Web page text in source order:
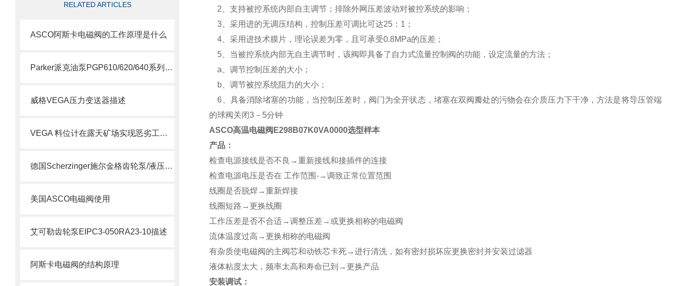
RELATED ARTICLES
ASCO阿斯卡电磁阀的工作原理是什么
Parker派克油泵PGP610/620/640系列简要说明
威格VEGA压力变送器描述
VEGA 料位计在露天矿场实现恶劣工况下的精准测量
德国Scherzinger施尔金格齿轮泵/液压泵供应说明
美国ASCO电磁阀使用
艾可勒齿轮泵EIPC3-050RA23-10描述
阿斯卡电磁阀的结构原理
2、支持被控系统内部自主调节；排除外网压差波动对被控系统的影响；
3、采用进的无调压结构，控制压差可调比可达25：1；
4、采用进技术膜片，理论误差为零，且可承受0.8MPa的压差；
5、当被控系统内部无自主调节时，该阀即具备了自力式流量控制阀的功能，设定流量的方法；
a、调节控制压差的大小；
b、调节被控系统阻力的大小；
6、具备消除堵塞的功能，当控制压差时，阀门为全开状态，堵塞在双阀瓣处的污物会在介质压力下干净，方法是将导压管端
的球阀关闭3－5分钟
ASCO高温电磁阀E298B07K0VA0000选型样本
产品：
检查电源接线是否不良→重新接线和接插件的连接
检查电源电压是否在 工作范围-→调致正常位置范围
线圈是否脱焊→重新焊接
线圈短路→更换线圈
工作压差是否不合适→调整压差→或更换相称的电磁阀
流体温度过高→更换相称的电磁阀
有杂质使电磁阀的主阀芯和动铁芯卡死→进行清洗，如有密封损坏应更换密封并安装过滤器
液体粘度太大，频率太高和寿命已到→更换产品
安装调试：